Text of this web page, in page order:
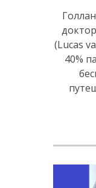
(Lucas
40%